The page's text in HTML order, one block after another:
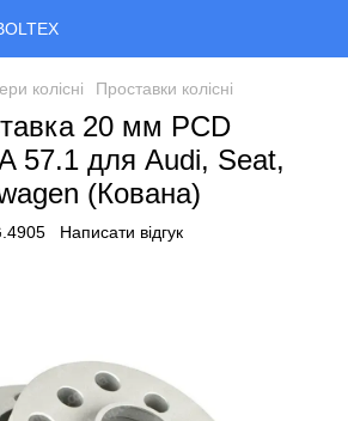
колісні Проставки колісні
20 мм PCD
57.1 для Audi, Seat,
(Кована)
Написати відгук